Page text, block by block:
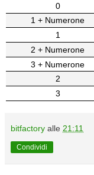
0
1 + Numerone
1
2 + Numerone
3 + Numerone
2
3
bitfactory alle 21:11
Condividi